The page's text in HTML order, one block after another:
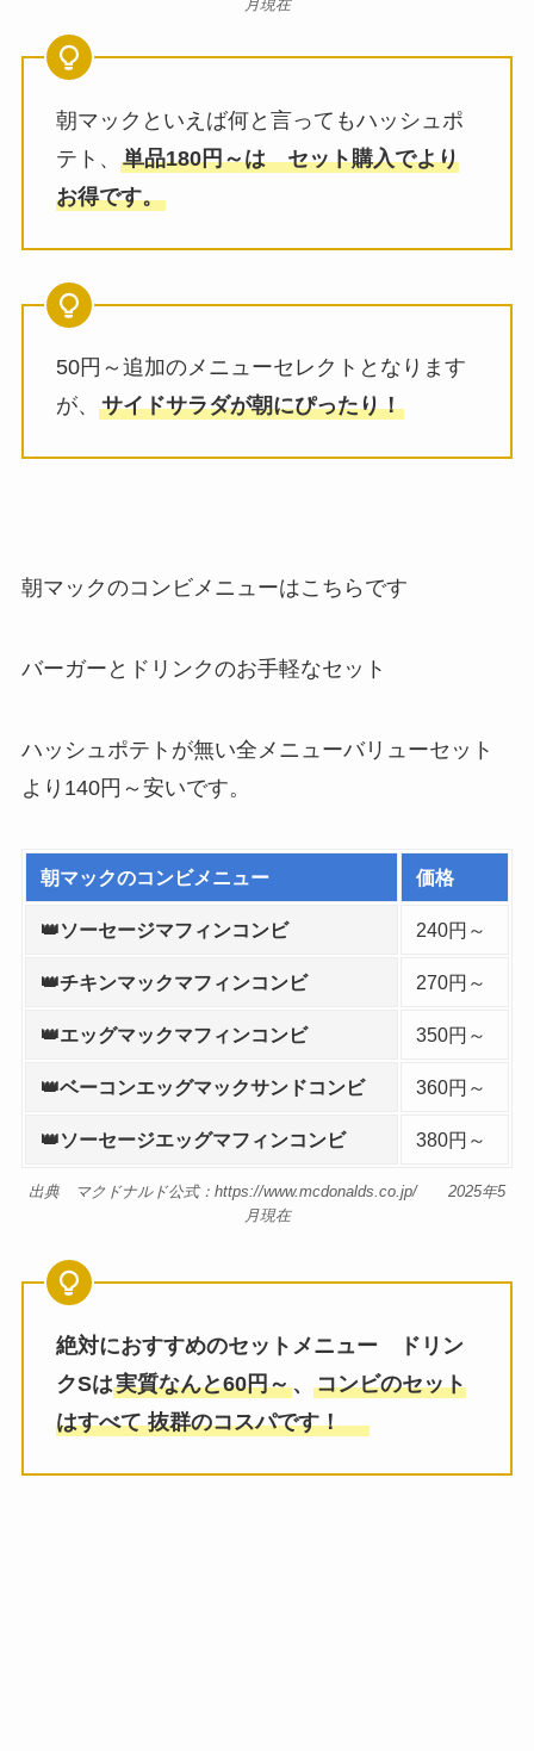
月現在
朝マックといえば何と言ってもハッシュポ
テト、 単品180円～は セット購入でより
お得です。
50円～追加のメニューセレクトとなります
が、 サイドサラダが朝にぴったり！
朝マックのコンビメニューはこちらです
バーガーとドリンクのお手軽なセット
ハッシュポテトが無い全メニューバリューセット
より140円～安いです。
朝マックのコンビメニュー 価格
👑ソーセージマフィンコンビ 240円～
👑チキンマックマフィンコンビ 270円～
👑エッグマックマフィンコンビ 350円～
👑ベーコンエッグマックサンドコンビ 360円～
👑ソーセージエッグマフィンコンビ 380円～
出典 マクドナルド公式：https://www.mcdonalds.co.jp/ 2025年5
月現在
絶対におすすめのセットメニュー ドリン
クSは実質なんと60円～、 コンビのセット
はすべて 抜群のコスパです！